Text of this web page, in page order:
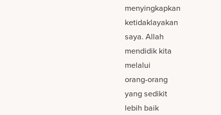
menyingkapkan
ketidaklayakan
saya. Allah
mendidik kita
melalui
orang-orang
yang sedikit
lebih baik